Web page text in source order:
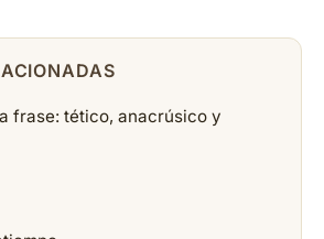
frase: tético, anacrúsico y